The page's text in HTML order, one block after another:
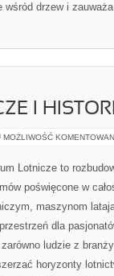
drzew i
I
MOŻLIWOŚĆ
Lotnicze to
poświęcone w
maszynom
dla
ludzie z
horyzonty